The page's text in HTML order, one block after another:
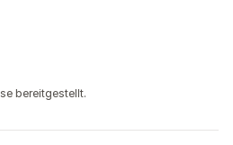
bereitgestellt.